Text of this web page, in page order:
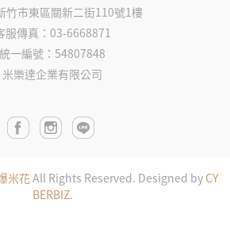
竹市東區關新二街110號1樓
服傳真：03-6668871
統一編號：54807848
米樂達企業有限公司
米花 All Rights Reserved. Designed byCY
BERBIZ.